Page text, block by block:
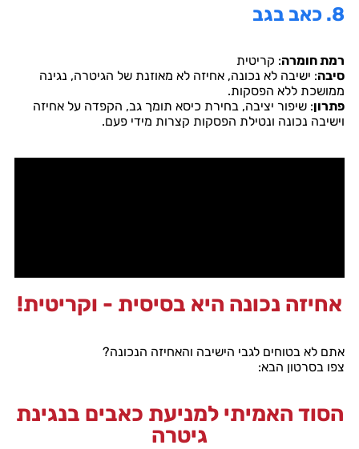
8. כאב בגב
רמת חומרה: קריטית
סיבה: ישיבה לא נכונה, אחיזה לא מאוזנת של הגיטרה, נגינה
ממושכת ללא הפסקות.
פתרון: שיפור יציבה, בחירת כיסא תומך גב, הקפדה על אחיזה
וישיבה נכונה ונטילת הפסקות קצרות מידי פעם.
אחיזה נכונה היא בסיסית - וקריטית!
אתם לא בטוחים לגבי הישיבה והאחיזה הנכונה?
צפו בסרטון הבא:
הסוד האמיתי למניעת כאבים בנגינת
גיטרה